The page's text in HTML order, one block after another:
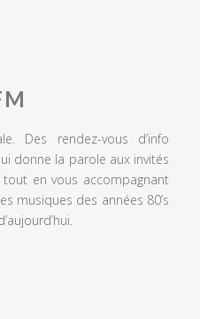
Des rendez-vous d’info
donne la parole aux invités
en vous accompagnant
musiques des années 80’s